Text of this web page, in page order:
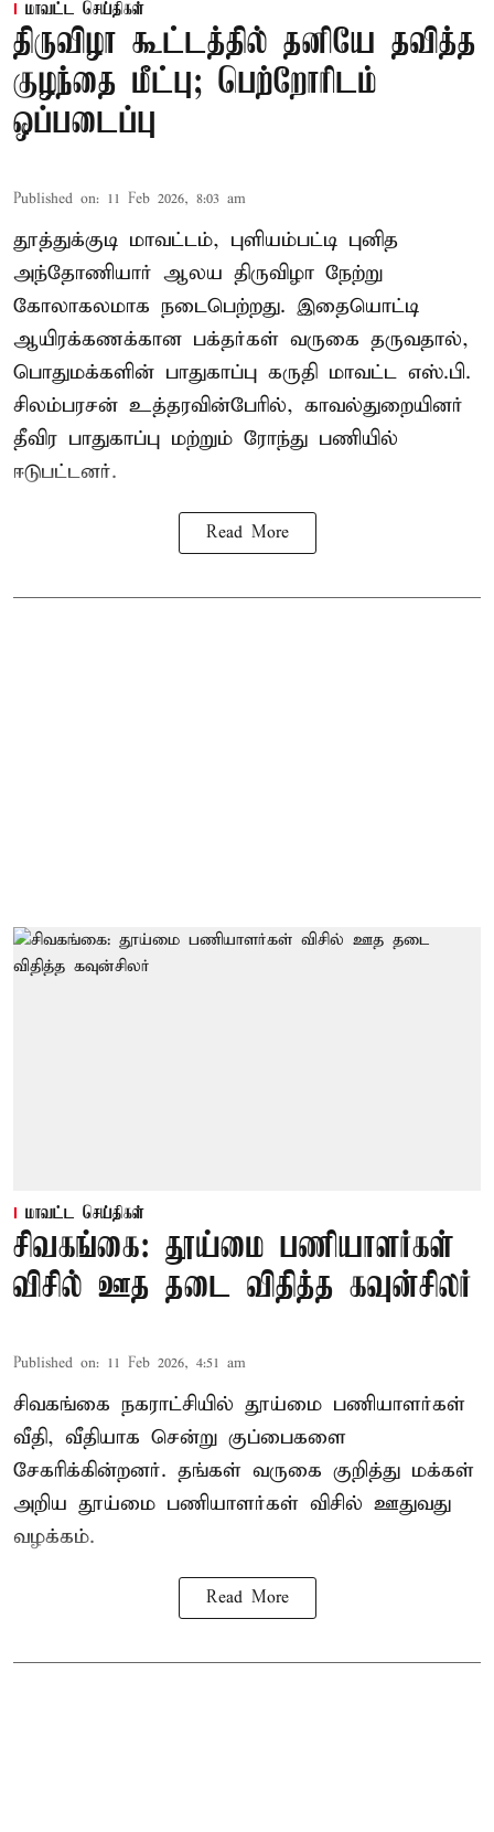
மாவட்ட செய்திகள்
திருவிழா கூட்டத்தில் தனியே தவித்த
குழந்தை மீட்பு; பெற்றோரிடம்
ஒப்படைப்பு
Published on: 11 Feb 2026, 8:03 am
தூத்துக்குடி மாவட்டம், புளியம்பட்டி புனித
அந்தோணியார் ஆலய திருவிழா நேற்று
கோலாகலமாக நடைபெற்றது. இதையொட்டி
ஆயிரக்கணக்கான பக்தர்கள் வருகை தருவதால்,
பொதுமக்களின் பாதுகாப்பு கருதி மாவட்ட எஸ்.பி.
சிலம்பரசன் உத்தரவின்பேரில், காவல்துறையினர்
தீவிர பாதுகாப்பு மற்றும் ரோந்து பணியில்
ஈடுபட்டனர்.
Read More
மாவட்ட செய்திகள்
சிவகங்கை: தூய்மை பணியாளர்கள்
விசில் ஊத தடை விதித்த கவுன்சிலர்
Published on: 11 Feb 2026, 4:51 am
சிவகங்கை நகராட்சியில் தூய்மை பணியாளர்கள்
வீதி, வீதியாக சென்று குப்பைகளை
சேகரிக்கின்றனர். தங்கள் வருகை குறித்து மக்கள்
அறிய தூய்மை பணியாளர்கள் விசில் ஊதுவது
வழக்கம்.
Read More